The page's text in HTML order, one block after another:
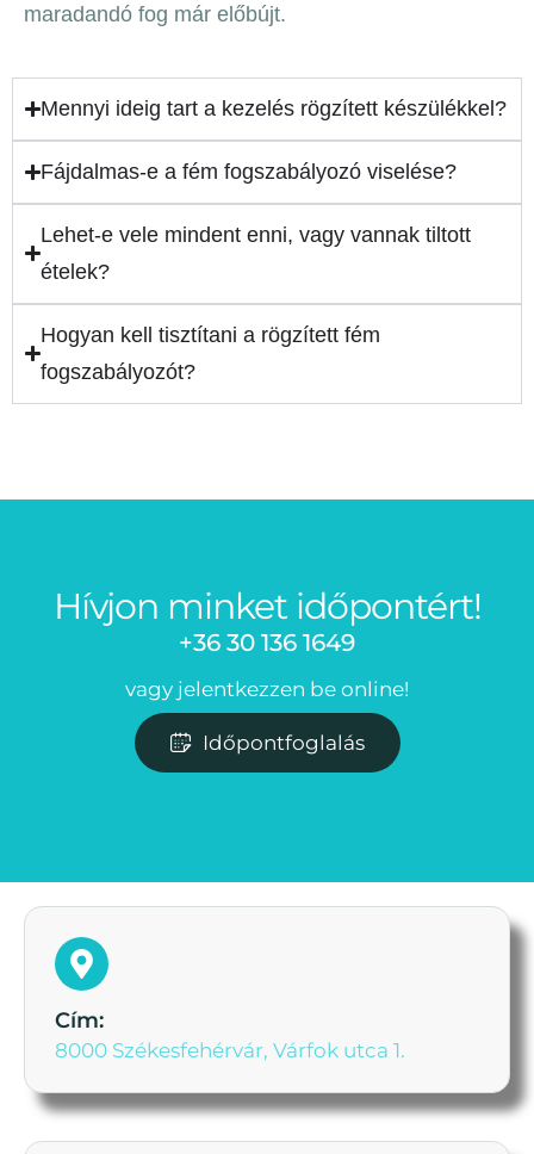
maradandó fog már előbújt.
Mennyi ideig tart a kezelés rögzített készülékkel?
Fájdalmas-e a fém fogszabályozó viselése?
Lehet-e vele mindent enni, vagy vannak tiltott
ételek?
Hogyan kell tisztítani a rögzített fém
fogszabályozót?
Hívjon minket időpontért!
+36 30 136 1649
vagy jelentkezzen be online!
Időpontfoglalás
Cím:
8000 Székesfehérvár, Várfok utca 1.